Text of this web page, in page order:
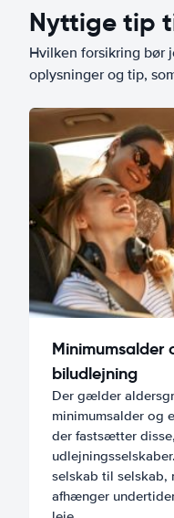
Nyttige tip
Hvilken forsikring bør
oplysninger og tip,
Minimumsalder
biludlejning
Der gælder
minimumsalder og
der fastsætter
selskab til selskab,
afhænger